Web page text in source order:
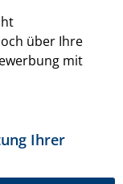
über Ihre
mit
Ihrer